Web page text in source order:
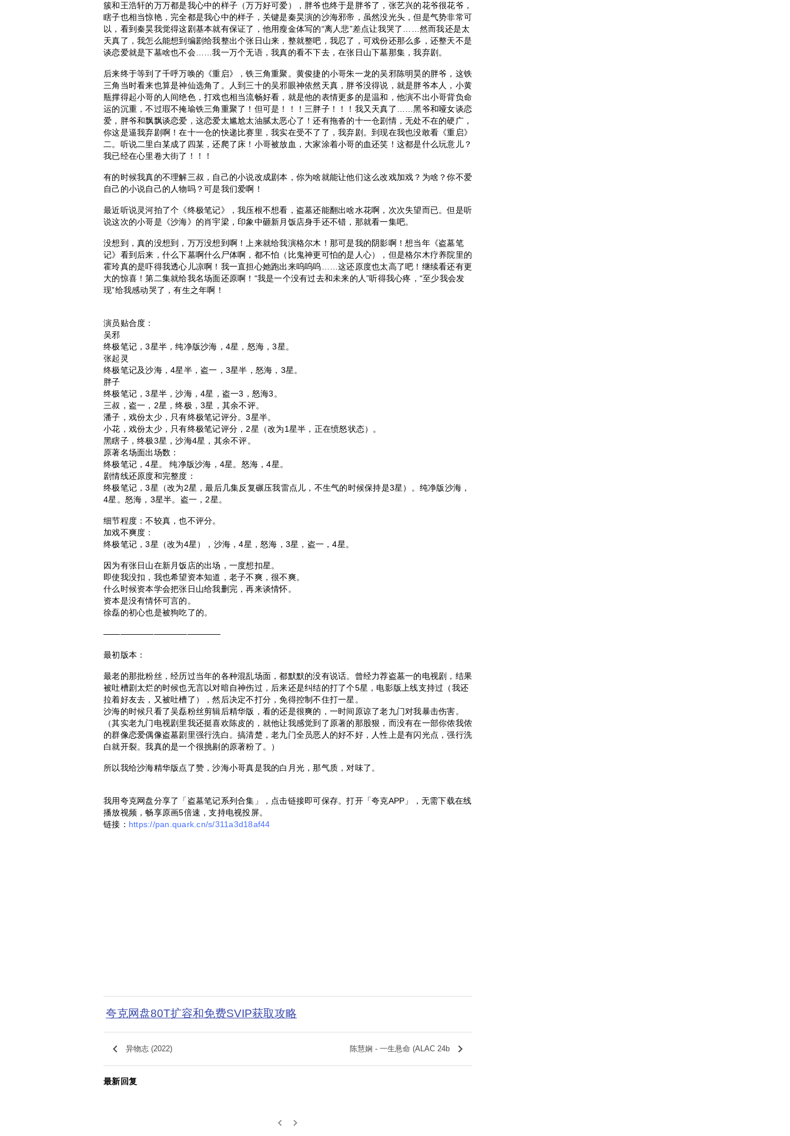
簇和王浩轩的万万都是我心中的样子（万万好可爱），胖爷也终于是胖爷了，张艺兴的花爷很花爷，
瞎子也相当惊艳，完全都是我心中的样子，关键是秦昊演的沙海邪帝，虽然没光头，但是气势非常可
以，看到秦昊我觉得这剧基本就有保证了，他用瘦金体写的“离人悲”差点让我哭了……然而我还是太
天真了，我怎么能想到编剧给我整出个张日山来，整就整吧，我忍了，可戏份还那么多，还整天不是
谈恋爱就是下墓啥也不会……我一万个无语，我真的看不下去，在张日山下墓那集，我弃剧。
后来终于等到了千呼万唤的《重启》，铁三角重聚。黄俊捷的小哥朱一龙的吴邪陈明昊的胖爷，这铁
三角当时看来也算是神仙选角了。人到三十的吴邪眼神依然天真，胖爷没得说，就是胖爷本人，小黄
瓶撑得起小哥的人间绝色，打戏也相当流畅好看，就是他的表情更多的是温和，他演不出小哥背负命
运的沉重，不过瑕不掩瑜铁三角重聚了！但可是！！！三胖子！！！我又天真了……黑爷和哑女谈恋
爱，胖爷和飘飘谈恋爱，这恋爱太尴尬太油腻太恶心了！还有拖沓的十一仓剧情，无处不在的硬广，
你这是逼我弃剧啊！在十一仓的快递比赛里，我实在受不了了，我弃剧。到现在我也没敢看《重启》
二。听说二里白某成了四某，还爬了床！小哥被放血，大家涂着小哥的血还笑！这都是什么玩意儿？
我已经在心里卷大街了！！！
有的时候我真的不理解三叔，自己的小说改成剧本，你为啥就能让他们这么改戏加戏？为啥？你不爱
自己的小说自己的人物吗？可是我们爱啊！
最近听说灵河拍了个《终极笔记》，我压根不想看，盗墓还能翻出啥水花啊，次次失望而已。但是听
说这次的小哥是《沙海》的肖宇梁，印象中砸新月饭店身手还不错，那就看一集吧。
没想到，真的没想到，万万没想到啊！上来就给我演格尔木！那可是我的阴影啊！想当年《盗墓笔
记》看到后来，什么下墓啊什么尸体啊，都不怕（比鬼神更可怕的是人心），但是格尔木疗养院里的
霍玲真的是吓得我透心儿凉啊！我一直担心她跑出来呜呜呜……这还原度也太高了吧！继续看还有更
大的惊喜！第二集就给我名场面还原啊！“我是一个没有过去和未来的人”听得我心疼，“至少我会发
现”给我感动哭了，有生之年啊！
演员贴合度：
吴邪
终极笔记，3星半，纯净版沙海，4星，怒海，3星。
张起灵
终极笔记及沙海，4星半，盗一，3星半，怒海，3星。
胖子
终极笔记，3星半，沙海，4星，盗一3，怒海3。
三叔，盗一，2星，终极，3星，其余不评。
潘子，戏份太少，只有终极笔记评分。3星半。
小花，戏份太少，只有终极笔记评分，2星（改为1星半，正在愤怒状态）。
黑瞎子，终极3星，沙海4星，其余不评。
原著名场面出场数：
终极笔记，4星。 纯净版沙海，4星。怒海，4星。
剧情线还原度和完整度：
终极笔记，3星（改为2星，最后几集反复碾压我雷点儿，不生气的时候保持是3星）。纯净版沙海，
4星。怒海，3星半。盗一，2星。
细节程度：不较真，也不评分。
加戏不爽度：
终极笔记，3星（改为4星），沙海，4星，怒海，3星，盗一，4星。
因为有张日山在新月饭店的出场，一度想扣星。
即使我没扣，我也希望资本知道，老子不爽，很不爽。
什么时候资本学会把张日山给我删完，再来谈情怀。
资本是没有情怀可言的。
徐磊的初心也是被狗吃了的。
——————————————
最初版本：
最老的那批粉丝，经历过当年的各种混乱场面，都默默的没有说话。曾经力荐盗墓一的电视剧，结果
被吐槽剧太烂的时候也无言以对暗自神伤过，后来还是纠结的打了个5星，电影版上线支持过（我还
拉着好友去，又被吐槽了），然后决定不打分，免得控制不住打一星。
沙海的时候只看了吴磊粉丝剪辑后精华版，看的还是很爽的，一时间原谅了老九门对我暴击伤害。
（其实老九门电视剧里我还挺喜欢陈皮的，就他让我感觉到了原著的那股狠，而没有在一部你侬我侬
的群像恋爱偶像盗墓剧里强行洗白。搞清楚，老九门全员恶人的好不好，人性上是有闪光点，强行洗
白就开裂。我真的是一个很挑剔的原著粉了。）
所以我给沙海精华版点了赞，沙海小哥真是我的白月光，那气质，对味了。
我用夸克网盘分享了「盗墓笔记系列合集」，点击链接即可保存。打开「夸克APP」，无需下载在线
播放视频，畅享原画5倍速，支持电视投屏。
链接： https://pan.quark.cn/s/311a3d18af44
夸克网盘80T扩容和免费SVIP获取攻略
keyboard_arrow_left 异物志 (2022) 陈慧娴 - 一生悬命 (ALAC 24b keyboard_arrow_right
最新回复
keyboard_arrow_left keyboard_arrow_right